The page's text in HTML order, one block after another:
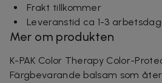
Frakt tillkommer
Leveranstid ca 1-3
Mer om produkten
K-PAK Color Therapy Color-
Färgbevarande balsam som